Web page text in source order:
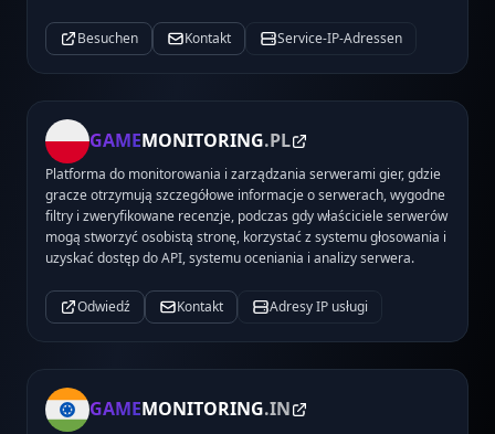
Besuchen Kontakt Service-IP-Adressen
GAMEMONITORING.PL
Platforma do monitorowania i zarządzania serwerami gier, gdzie
gracze otrzymują szczegółowe informacje o serwerach, wygodne
filtry i zweryfikowane recenzje, podczas gdy właściciele serwerów
mogą stworzyć osobistą stronę, korzystać z systemu głosowania i
uzyskać dostęp do API, systemu oceniania i analizy serwera.
Odwiedź Kontakt Adresy IP usługi
GAMEMONITORING.IN